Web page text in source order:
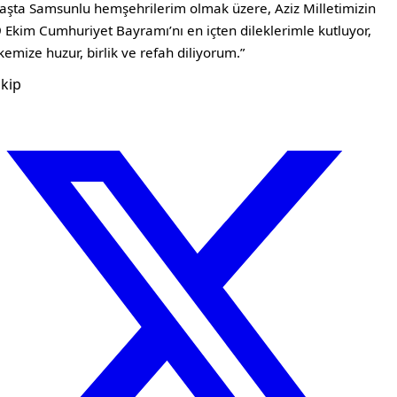
Samsunlu hemşehrilerim olmak üzere, Aziz Milletimizin
Ekim Cumhuriyet Bayramı’nı en içten dileklerimle kutluyor,
huzur, birlik ve refah diliyorum.”